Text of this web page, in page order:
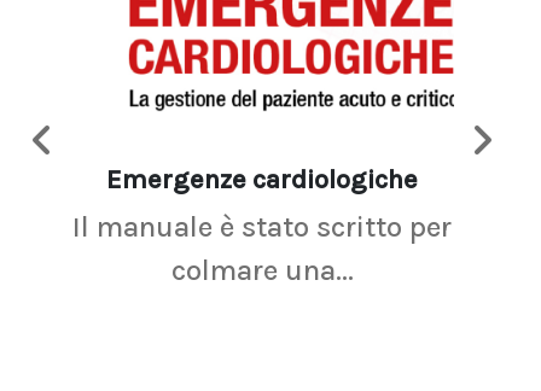
Emergenze cardiologiche
Il manuale è stato scritto per
colmare una...